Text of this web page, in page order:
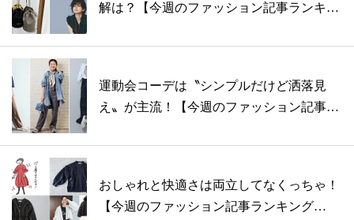
解は？【今週のファッション記事ランキン
運動会コーデは〝シンプルだけど洒落見
え〟が主流！【今週のファッション記事ラ
おしゃれと快適さは両立してなくっちゃ！
【今週のファッション記事ランキング